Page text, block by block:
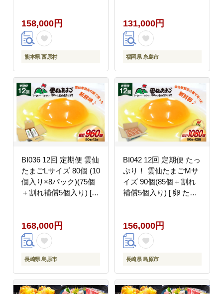
158,000円
熊本県 西原村
131,000円
福岡県 糸島市
BI036 12回 定期便 雲仙
たまごLサイズ 80個 (10
個入り×8パック)(75個
＋割れ補償5個入り) [
雲仙たまご村 長崎県 島
原市 ]
168,000円
長崎県 島原市
BI042 12回 定期便 たっ
ぷり！ 雲仙たまごMサ
イズ 90個(85個＋割れ
補償5個入り) [ 卵 たま
ご村 長崎県 島原市 ]
156,000円
長崎県 島原市